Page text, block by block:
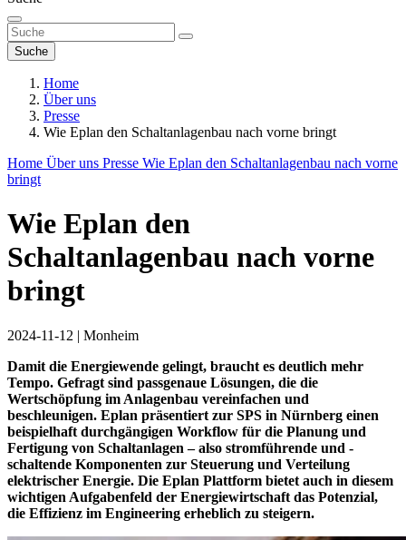
Suche
Home
Über uns
Presse
Wie Eplan den Schaltanlagenbau nach vorne bringt
Home Über uns Presse Wie Eplan den Schaltanlagenbau nach vorne
bringt
Wie Eplan den
Schaltanlagenbau nach vorne
bringt
2024-11-12 | Monheim
Damit die Energiewende gelingt, braucht es deutlich mehr
Tempo. Gefragt sind passgenaue Lösungen, die die
Wertschöpfung im Anlagenbau vereinfachen und
beschleunigen. Eplan präsentiert zur SPS in Nürnberg einen
beispielhaft durchgängigen Workflow für die Planung und
Fertigung von Schaltanlagen – also stromführende und -
schaltende Komponenten zur Steuerung und Verteilung
elektrischer Energie. Die Eplan Plattform bietet auch in diesem
wichtigen Aufgabenfeld der Energiewirtschaft das Potenzial,
die Effizienz im Engineering erheblich zu steigern.